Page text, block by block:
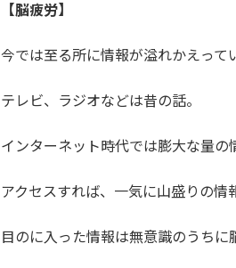
【脳疲労】
今では至る所に情報が溢れかえって
テレビ、ラジオなどは昔の話。
インターネット時代では膨大な量の
アクセスすれば、一気に山盛りの情
目のに入った情報は無意識のうちに